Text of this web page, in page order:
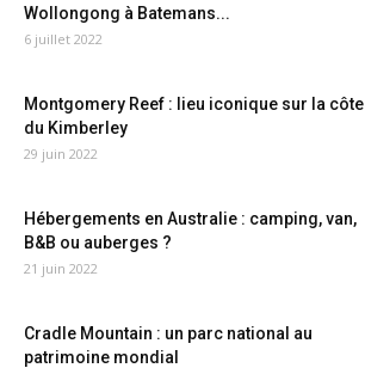
Wollongong à Batemans...
6 juillet 2022
Montgomery Reef : lieu iconique sur la côte
du Kimberley
29 juin 2022
Hébergements en Australie : camping, van,
B&B ou auberges ?
21 juin 2022
Cradle Mountain : un parc national au
patrimoine mondial